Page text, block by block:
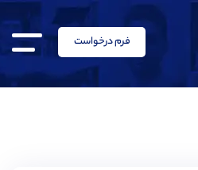
فرم درخواست